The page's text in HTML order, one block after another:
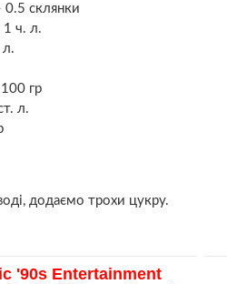
0.5 склянки
1 ч. л.
л.
гр
л.
додаємо трохи цукру.